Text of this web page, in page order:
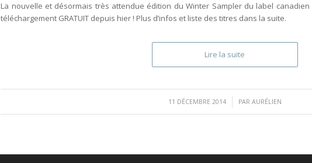
La nouvelle et désormais très attendue édition du Winter Sampler du label canadien
téléchargement GRATUIT depuis hier ! Plus d’infos et liste des titres dans la suite.
Lire la suite
11 DÉCEMBRE 2014
/ PAR AURÉLIEN